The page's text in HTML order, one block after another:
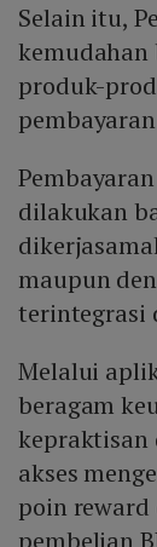
Selain itu,
produk-
dilakukan
maupun
terintegrasi
Melalui
beragam
kepraktisan
akses
poin reward